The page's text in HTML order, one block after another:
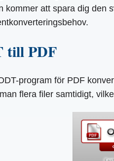
kommer att spara dig
till PDF
program för PDF
flera filer samtidigt,